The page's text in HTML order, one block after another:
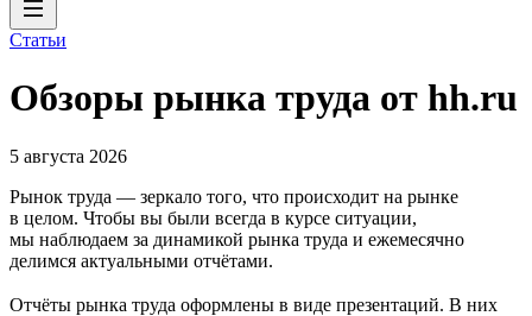
Статьи
Обзоры рынка труда от hh.ru
5 августа 2026
Рынок труда — зеркало того, что происходит на рынке
в целом. Чтобы вы были всегда в курсе ситуации,
мы наблюдаем за динамикой рынка труда и ежемесячно
делимся актуальными отчётами.
Отчёты рынка труда оформлены в виде презентаций. В них